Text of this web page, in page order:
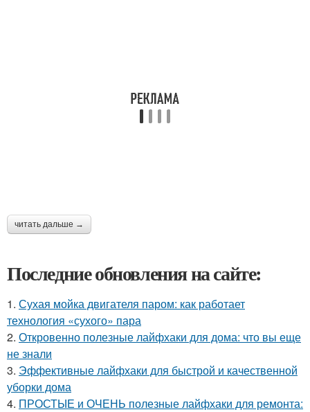
читать дальше →
Последние обновления на сайте:
1. Сухая мойка двигателя паром: как работает
технология «сухого» пара
2. Откровенно полезные лайфхаки для дома: что вы еще
не знали
3. Эффективные лайфхаки для быстрой и качественной
уборки дома
4. ПРОСТЫЕ и ОЧЕНЬ полезные лайфхаки для ремонта: